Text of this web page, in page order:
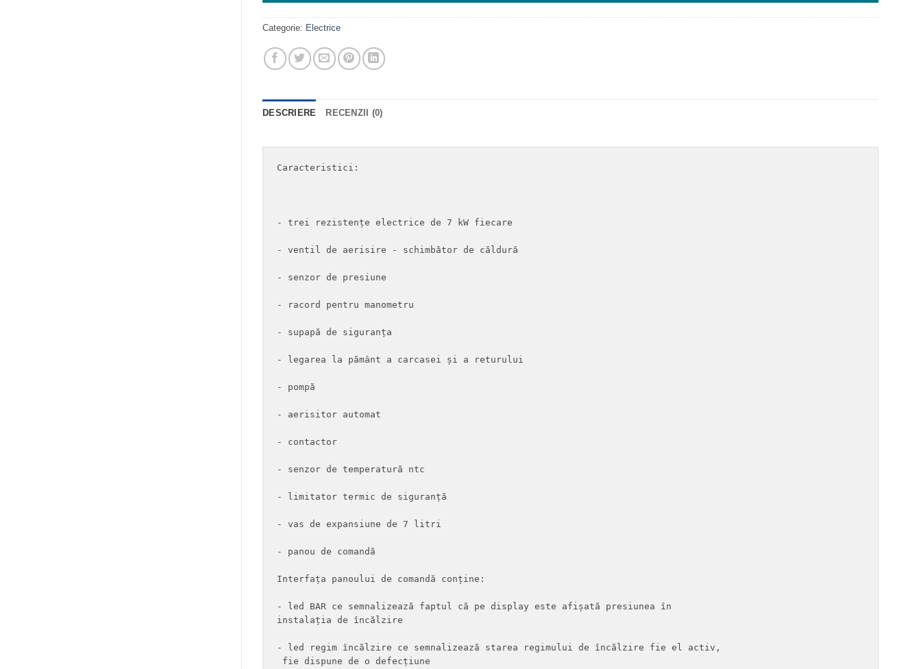
Categorie: Electrice
DESCRIERE RECENZII (0)
Caracteristici:
- trei rezistențe electrice de 7 kW fiecare
- ventil de aerisire - schimbător de căldură
- senzor de presiune
- racord pentru manometru
- supapă de siguranța
- legarea la pământ a carcasei și a returului
- pompă
- aerisitor automat
- contactor
- senzor de temperatură ntc
- limitator termic de siguranță
- vas de expansiune de 7 litri
- panou de comandă
Interfața panoului de comandă conține:
- led BAR ce semnalizează faptul că pe display este afișată presiunea în
instalația de încălzire
- led regim încălzire ce semnalizează starea regimului de încălzire fie el activ,
fie dispune de o defecțiune